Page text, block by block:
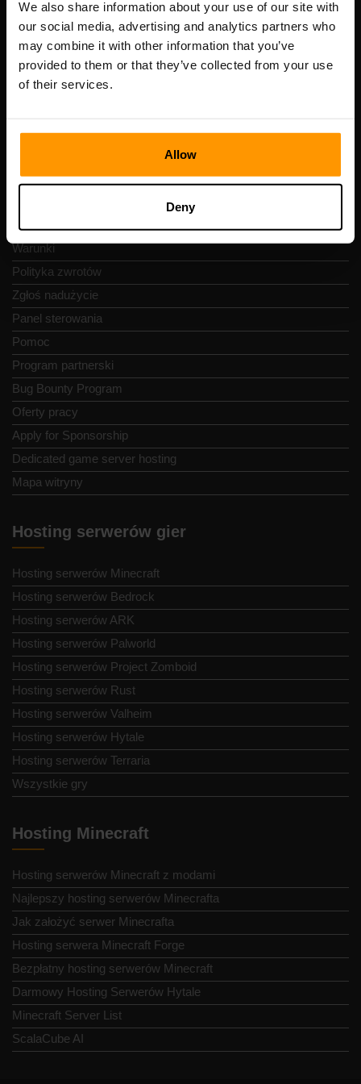
We also share information about your use of our site with
our social media, advertising and analytics partners who
may combine it with other information that you’ve
provided to them or that they’ve collected from your use
of their services.
Allow
Deny
Adres: Harju maakond, Tallinn, Kesklinna linnaosa,
Vesivärava tn 50-201, 10152
Szybka nawigacja
Recenzje
Polityka prywatności
Warunki
Polityka zwrotów
Zgłoś nadużycie
Panel sterowania
Pomoc
Program partnerski
Bug Bounty Program
Oferty pracy
Apply for Sponsorship
Dedicated game server hosting
Mapa witryny
Hosting serwerów gier
Hosting serwerów Minecraft
Hosting serwerów Bedrock
Hosting serwerów ARK
Hosting serwerów Palworld
Hosting serwerów Project Zomboid
Hosting serwerów Rust
Hosting serwerów Valheim
Hosting serwerów Hytale
Hosting serwerów Terraria
Wszystkie gry
Hosting Minecraft
Hosting serwerów Minecraft z modami
Najlepszy hosting serwerów Minecrafta
Jak założyć serwer Minecrafta
Hosting serwera Minecraft Forge
Bezpłatny hosting serwerów Minecraft
Darmowy Hosting Serwerów Hytale
Minecraft Server List
ScalaCube AI